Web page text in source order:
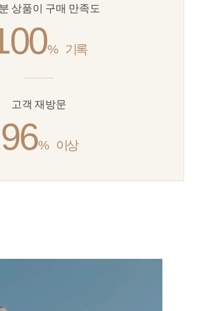
상품이 구매 만족도
% 기록
고객 재방문
96% 이상